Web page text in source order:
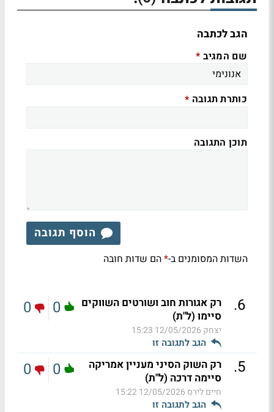
הגב לכתבה
שם המגיב *
כותרת תגובה *
תוכן התגובה
הוסף תגובה
השדות המסומנים ב-*הם שדות חובה
6
.
רק אגורות חוב ושורטים השווקים
סיימו (ל"ת)
יצחק 12/05/2026 15:23
הגב לתגובה זו
0
0
5
.
רק השוק הסיני מעניין אמריקה
סיימה דרכה (ל"ת)
חיים לירס 12/05/2026 15:22
הגב לתגובה זו
0
0